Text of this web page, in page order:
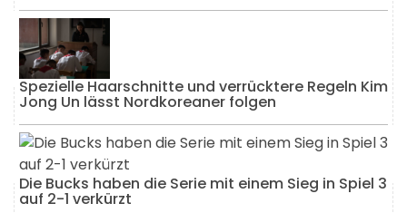
Spezielle Haarschnitte und verrücktere Regeln Kim
Jong Un lässt Nordkoreaner folgen
Die Bucks haben die Serie mit einem Sieg in Spiel 3
auf 2-1 verkürzt